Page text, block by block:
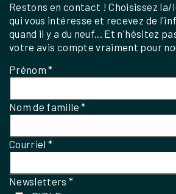
Restons en contact ! Choisissez
qui vous intéresse et recevez de
quand il y a du neuf... Et n'hésitez
votre avis compte vraiment pour
Prénom*
Nom de famille*
Courriel*
Newsletters*